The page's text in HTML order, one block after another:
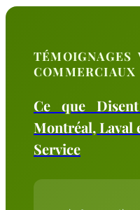
COMMERCIAUX
Ce que
Montréal, Laval
Service